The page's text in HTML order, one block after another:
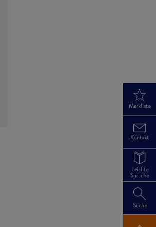
Merkliste
Kontakt
Leichte
Sprache
Suche